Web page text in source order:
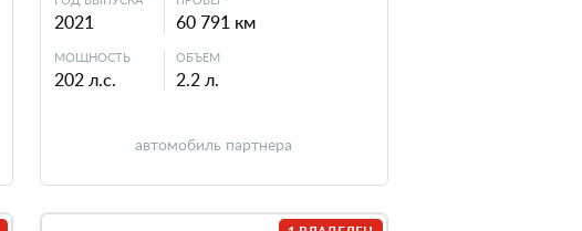
2021 60 791 км
МОЩНОСТЬ
202 л.с.
ОБЪЕМ
2.2 л.
автомобиль партнера